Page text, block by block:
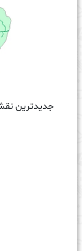
جدیدترین